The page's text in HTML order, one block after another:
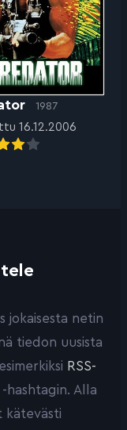
1987
16.12.2006
jokaisesta netin
tiedon uusista
RSS-
-hashtagin. Alla
kätevästi